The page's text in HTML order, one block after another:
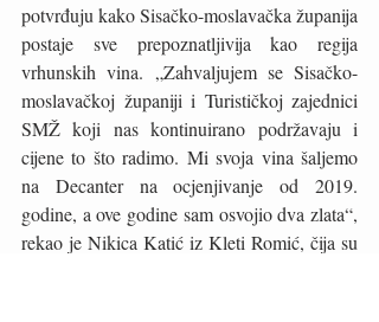
potvrđuju kako Sisačko-moslavačka županija
postaje sve prepoznatljivija kao regija
vrhunskih vina. „Zahvaljujem se Sisačko-
moslavačkoj županiji i Turističkoj zajednici
SMŽ koji nas kontinuirano podržavaju i
cijene to što radimo. Mi svoja vina šaljemo
na Decanter na ocjenjivanje od 2019.
godine, a ove godine sam osvojio dva zlata“,
rekao je Nikica Katić iz Kleti Romić, čija su